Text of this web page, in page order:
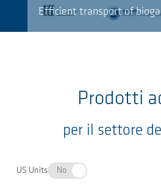
Efficient transport of
Prodotti
per il settore
US Units No